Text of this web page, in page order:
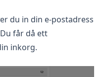
du in din e-postadress
får då ett
inkorg.